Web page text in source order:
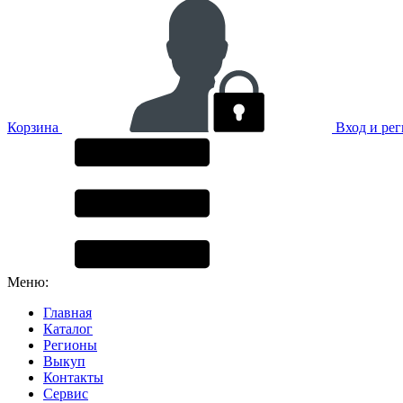
Корзина Вход и
Меню:
Главная
Каталог
Регионы
Выкуп
Контакты
Сервис